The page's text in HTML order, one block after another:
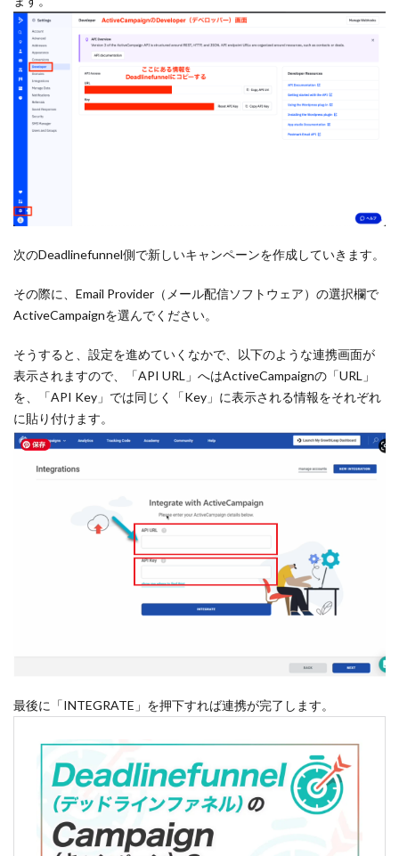
次のDeadlinefunnel側で新しいキャンペーンを作成していきます。
その際に、Email Provider（メール配信ソフトウェア）の選択欄で
ActiveCampaignを選んでください。
そうすると、設定を進めていくなかで、以下のような連携画面が
表示されますので、「API URL」へはActiveCampaignの「URL」
を、「API Key」では同じく「Key」に表示される情報をそれぞれ
に貼り付けます。
最後に「INTEGRATE」を押下すれば連携が完了します。